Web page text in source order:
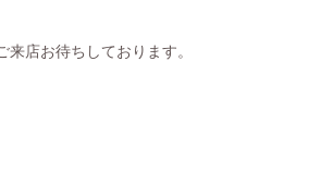
店お待ちしております。